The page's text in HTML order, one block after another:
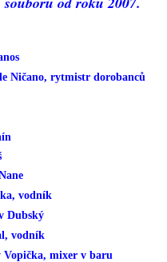
Ničano, rytmistr dorobanců
vodník
Dubský
vodník
Vopička, mixer v baru